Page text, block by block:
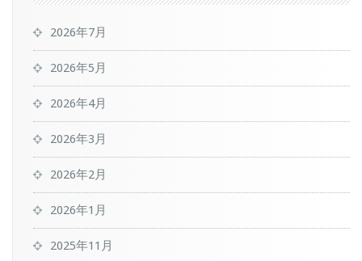
2026年7月
2026年5月
2026年4月
2026年3月
2026年2月
2026年1月
2025年11月